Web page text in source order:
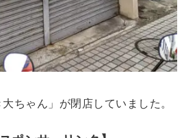
ちゃん」が閉店していました。